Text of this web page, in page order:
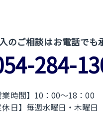
のご相談はお電話でも
284-
業時間】10：00〜18：00
休日】毎週水曜日・木曜日